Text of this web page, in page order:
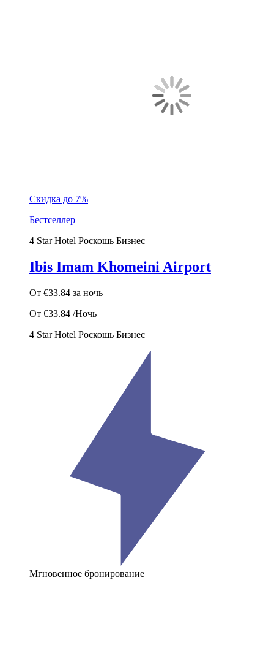
Скидка до 7%
Бестселлер
4 Star Hotel Роскошь Бизнес
Ibis Imam Khomeini Airport
От €33.84 за ночь
От €33.84 /Ночь
4 Star Hotel Роскошь Бизнес
Мгновенное бронирование